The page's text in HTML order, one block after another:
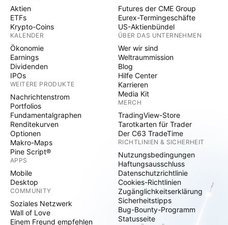
Aktien
ETFs
Krypto-Coins
KALENDER
Ökonomie
Earnings
Dividenden
IPOs
WEITERE PRODUKTE
Nachrichtenstrom
Portfolios
Fundamentalgraphen
Renditekurven
Optionen
Makro-Maps
Pine Script®
APPS
Mobile
Desktop
COMMUNITY
Soziales Netzwerk
Wall of Love
Einem Freund empfehlen
Futures der CME Group
Eurex-Termingeschäfte
US-Aktienbündel
ÜBER DAS UNTERNEHMEN
Wer wir sind
Weltraummission
Blog
Hilfe Center
Karrieren
Media Kit
MERCH
TradingView-Store
Tarotkarten für Trader
Der C63 TradeTime
RICHTLINIEN & SICHERHEIT
Nutzungsbedingungen
Haftungsausschluss
Datenschutzrichtlinie
Cookies-Richtlinien
Zugänglichkeitserklärung
Sicherheitstipps
Bug-Bounty-Programm
Statusseite